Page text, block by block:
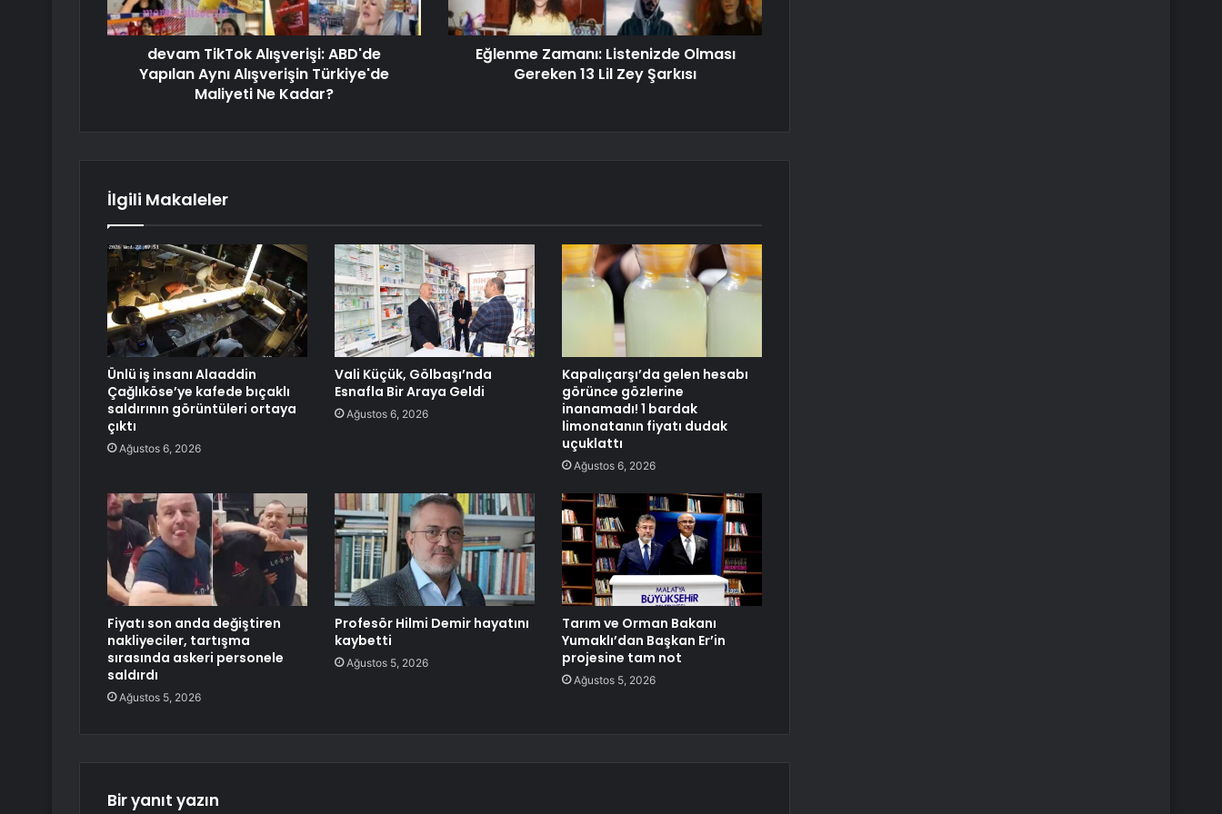
devam TikTok Alışverişi: ABD'de
Yapılan Aynı Alışverişin Türkiye'de
Maliyeti Ne Kadar?
Eğlenme Zamanı: Listenizde Olması
Gereken 13 Lil Zey Şarkısı
İlgili Makaleler
Ünlü iş insanı Alaaddin
Çağlıköse’ye kafede bıçaklı
saldırının görüntüleri ortaya
çıktı
Ağustos 6, 2026
Vali Küçük, Gölbaşı’nda
Esnafla Bir Araya Geldi
Ağustos 6, 2026
Kapalıçarşı’da gelen hesabı
görünce gözlerine
inanamadı! 1 bardak
limonatanın fiyatı dudak
uçuklattı
Ağustos 6, 2026
Fiyatı son anda değiştiren
nakliyeciler, tartışma
sırasında askeri personele
saldırdı
Ağustos 5, 2026
Profesör Hilmi Demir hayatını
kaybetti
Ağustos 5, 2026
Tarım ve Orman Bakanı
Yumaklı’dan Başkan Er’in
projesine tam not
Ağustos 5, 2026
Bir yanıt yazın